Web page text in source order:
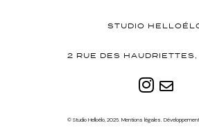
STUDIO
2 RUE DES
© Studio Helloélo, 2026. Mentions légales.